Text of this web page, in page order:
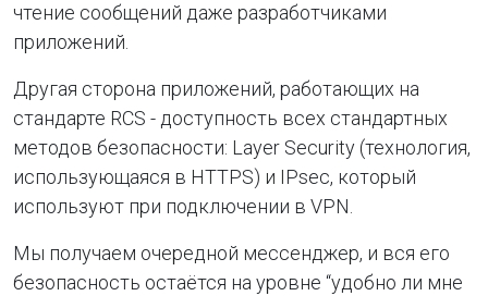
чтение сообщений даже разработчиками
приложений.
Другая сторона приложений, работающих на
стандарте RCS - доступность всех стандартных
методов безопасности: Layer Security (технология,
использующаяся в HTTPS) и IPsec, который
используют при подключении в VPN.
Мы получаем очередной мессенджер, и вся его
безопасность остаётся на уровне “удобно ли мне